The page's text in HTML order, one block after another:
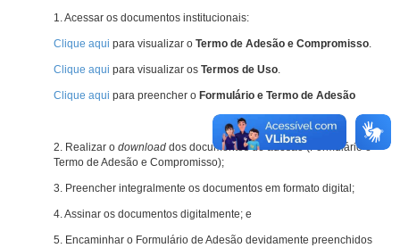
1. Acessar os documentos institucionais:
Clique aqui para visualizar o Termo de Adesão e Compromisso.
Clique aqui para visualizar os Termos de Uso.
Clique aqui para preencher o Formulário e Termo de Adesão
2. Realizar o download dos documentos de adesão (Formulário e
Termo de Adesão e Compromisso);
3. Preencher integralmente os documentos em formato digital;
4. Assinar os documentos digitalmente; e
5. Encaminhar o Formulário de Adesão devidamente preenchidos